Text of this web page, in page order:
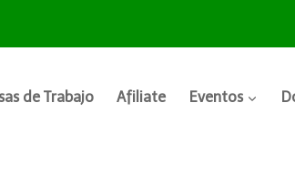
de Trabajo Afiliate Eventos